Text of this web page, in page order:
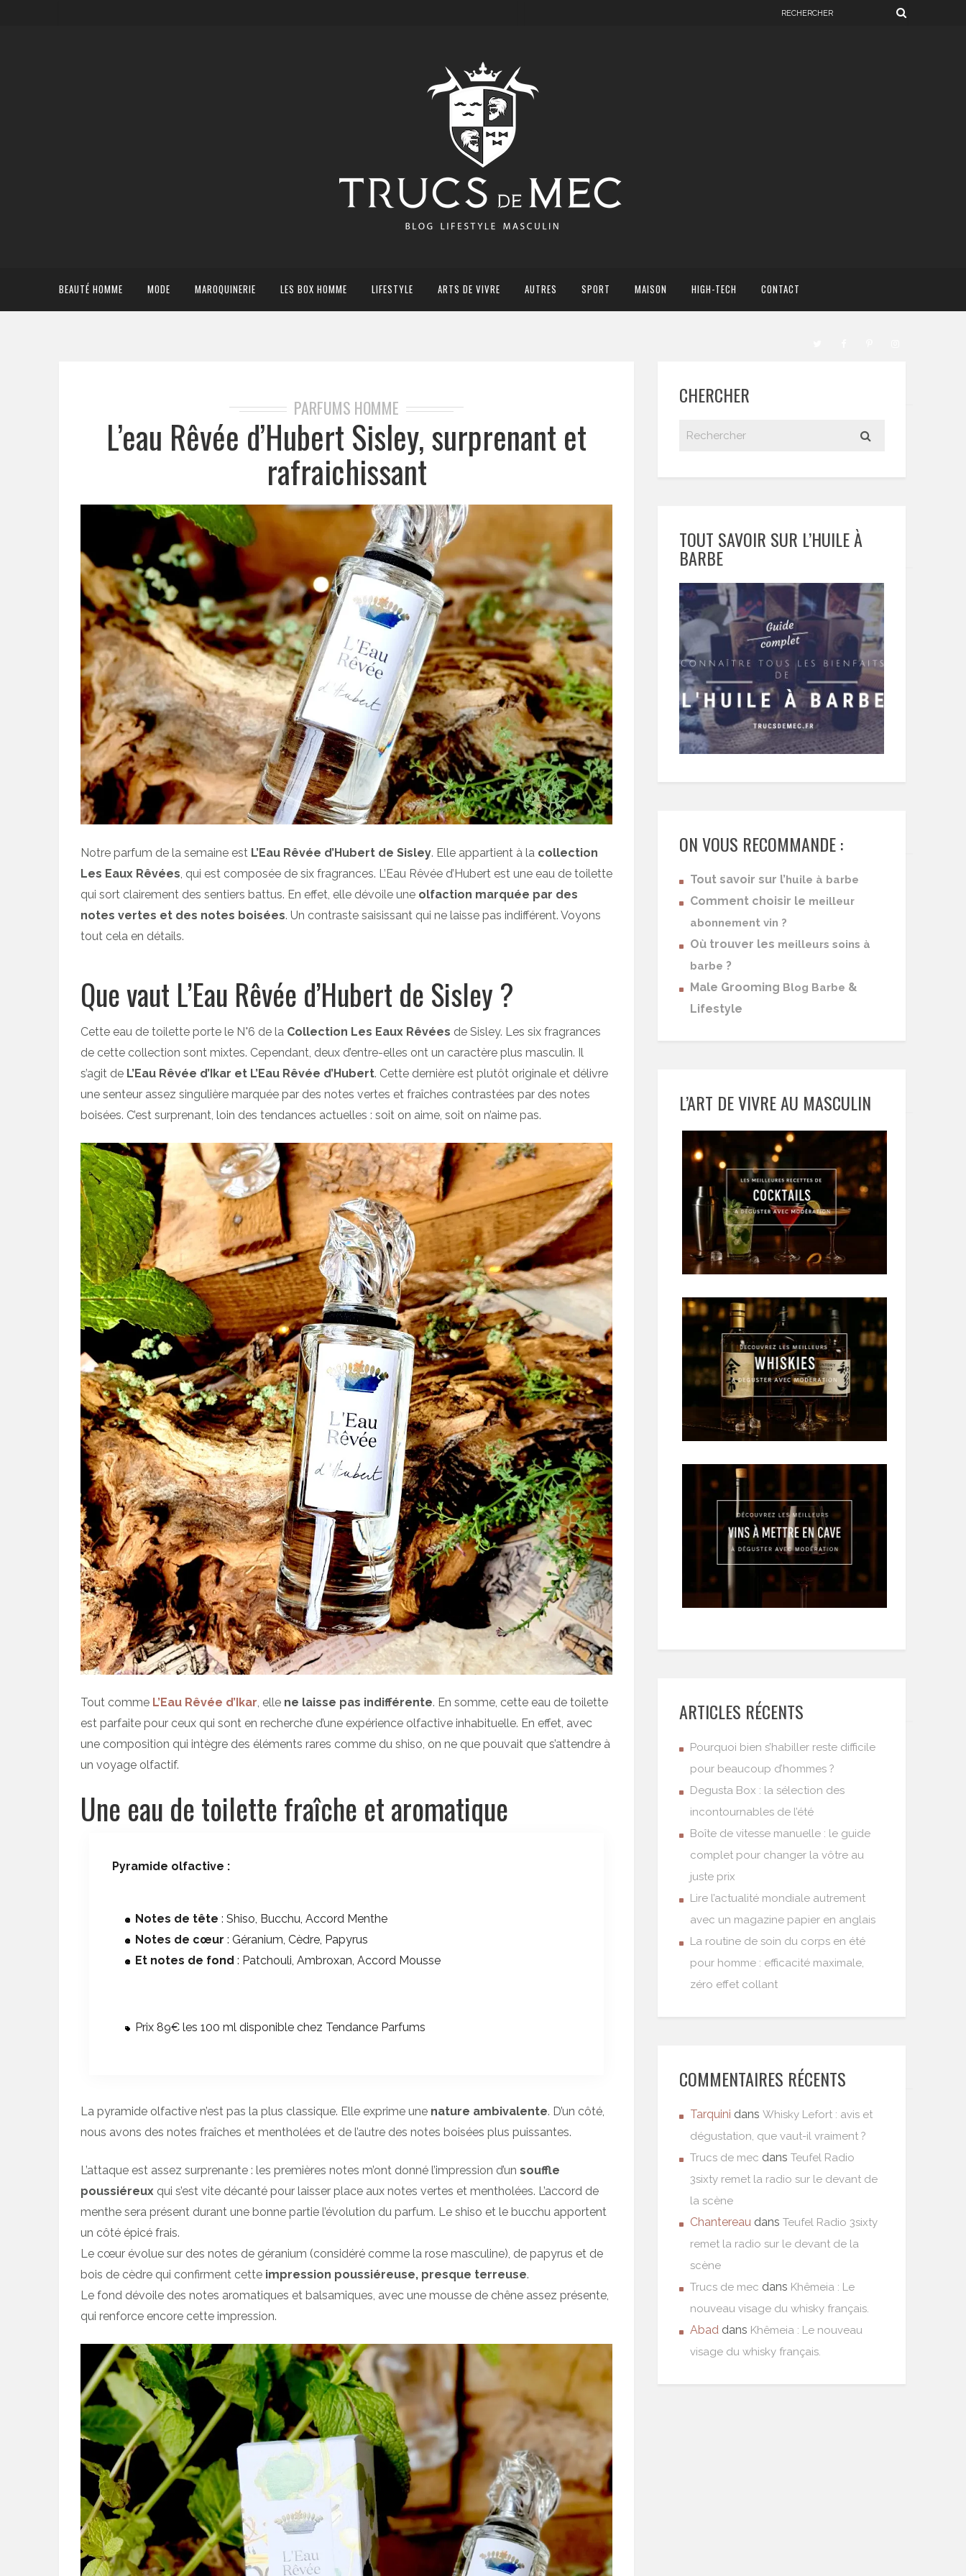
BEAUTÉ HOMME MODE MAROQUINERIE LES BOX HOMME LIFESTYLE ARTS DE VIVRE AUTRES SPORT MAISON HIGH-TECH CONTACT
PARFUMS HOMME
L’eau Rêvée d’Hubert Sisley, surprenant et
rafraichissant
Notre parfum de la semaine est L’Eau Rêvée d’Hubert de Sisley. Elle appartient à la collection
Les Eaux Rêvées, qui est composée de six fragrances. L’Eau Rêvée d’Hubert est une eau de toilette
qui sort clairement des sentiers battus. En effet, elle dévoile une olfaction marquée par des
notes vertes et des notes boisées. Un contraste saisissant qui ne laisse pas indifférent. Voyons
tout cela en détails.
Que vaut L’Eau Rêvée d’Hubert de Sisley ?
Cette eau de toilette porte le N°6 de la Collection Les Eaux Rêvées de Sisley. Les six fragrances
de cette collection sont mixtes. Cependant, deux d’entre-elles ont un caractère plus masculin. Il
s’agit de L’Eau Rêvée d’Ikar et L’Eau Rêvée d’Hubert. Cette dernière est plutôt originale et délivre
une senteur assez singulière marquée par des notes vertes et fraîches contrastées par des notes
boisées. C’est surprenant, loin des tendances actuelles : soit on aime, soit on n’aime pas.
Tout comme L’Eau Rêvée d’Ikar, elle ne laisse pas indifférente. En somme, cette eau de toilette
est parfaite pour ceux qui sont en recherche d’une expérience olfactive inhabituelle. En effet, avec
une composition qui intègre des éléments rares comme du shiso, on ne que pouvait que s’attendre à
un voyage olfactif.
Une eau de toilette fraîche et aromatique
Pyramide olfactive :
Notes de tête : Shiso, Bucchu, Accord Menthe
Notes de cœur : Géranium, Cèdre, Papyrus
Et notes de fond : Patchouli, Ambroxan, Accord Mousse
Prix 89€ les 100 ml disponible chez Tendance Parfums
La pyramide olfactive n’est pas la plus classique. Elle exprime une nature ambivalente. D’un côté,
nous avons des notes fraîches et mentholées et de l’autre des notes boisées plus puissantes.
L’attaque est assez surprenante : les premières notes m’ont donné l’impression d’un souffle
poussiéreux qui s’est vite décanté pour laisser place aux notes vertes et mentholées. L’accord de
menthe sera présent durant une bonne partie l’évolution du parfum. Le shiso et le bucchu apportent
un côté épicé frais.
Le cœur évolue sur des notes de géranium (considéré comme la rose masculine), de papyrus et de
bois de cèdre qui confirment cette impression poussiéreuse, presque terreuse.
Le fond dévoile des notes aromatiques et balsamiques, avec une mousse de chêne assez présente,
qui renforce encore cette impression.
CHERCHER
TOUT SAVOIR SUR L’HUILE À
BARBE
ON VOUS RECOMMANDE :
Tout savoir sur l’ huile à barbe
Comment choisir le meilleur
abonnement vin ?
Où trouver les meilleurs soins à
barbe ?
Male Grooming Blog Barbe &
Lifestyle
L’ART DE VIVRE AU MASCULIN
ARTICLES RÉCENTS
Pourquoi bien s’habiller reste difficile
pour beaucoup d’hommes ?
Degusta Box : la sélection des
incontournables de l’été
Boîte de vitesse manuelle : le guide
complet pour changer la vôtre au
juste prix
Lire l’actualité mondiale autrement
avec un magazine papier en anglais
La routine de soin du corps en été
pour homme : efficacité maximale,
zéro effet collant
COMMENTAIRES RÉCENTS
Tarquini dans Whisky Lefort : avis et
dégustation, que vaut-il vraiment ?
Trucs de mec dans Teufel Radio
3sixty remet la radio sur le devant de
la scène
Chantereau dans Teufel Radio 3sixty
remet la radio sur le devant de la
scène
Trucs de mec dans Khêmeia : Le
nouveau visage du whisky français.
Abad dans Khêmeia : Le nouveau
visage du whisky français.